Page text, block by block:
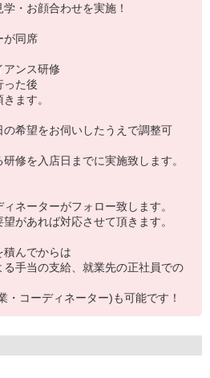
・お顔合わせを実施！
が同席
アンス研修
った後
ます。
希望をお伺いしたうえで調整可
修を入店日までに実施致します。
ネーターがフォロー致します。
があれば対応させて頂きます。
積んでからは
手当の支給、就業先の正社員での
・コーディネーター)も可能です！